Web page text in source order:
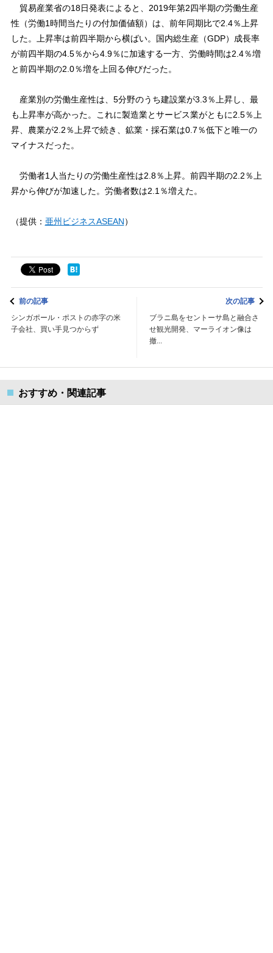
貿易産業省の18日発表によると、2019年第2四半期の労働生産
性（労働1時間当たりの付加価値額）は、前年同期比で2.4％上昇
した。上昇率は前四半期から横ばい。国内総生産（GDP）成長率
が前四半期の4.5％から4.9％に加速する一方、労働時間は2.4％増
と前四半期の2.0％増を上回る伸びだった。
産業別の労働生産性は、5分野のうち建設業が3.3％上昇し、最
も上昇率が高かった。これに製造業とサービス業がともに2.5％上
昇、農業が2.2％上昇で続き、鉱業・採石業は0.7％低下と唯一の
マイナスだった。
労働者1人当たりの労働生産性は2.8％上昇。前四半期の2.2％上
昇から伸びが加速した。労働者数は2.1％増えた。
（提供： 亜州ビジネスASEAN）
前の記事
シンガポール・ポストの赤字の米
子会社、買い手見つからず
次の記事
ブラニ島をセントーサ島と融合さ
せ観光開発、マーライオン像は
撤...
おすすめ・関連記事